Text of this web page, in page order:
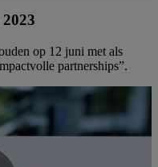
op 12 juni met als
partnerships”.